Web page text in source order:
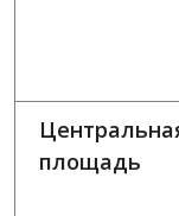
площадь